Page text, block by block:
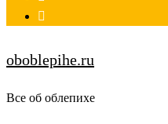
oboblepihe.ru
Все об облепихе